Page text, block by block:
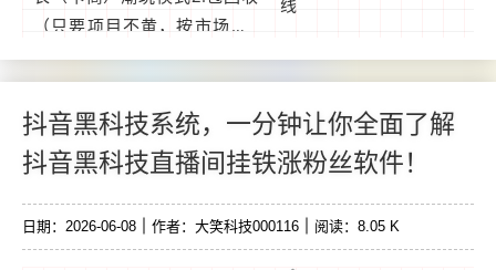
（只要项目不黄，按市场价8
折回收）3.礼包随市场价浮动
的，加裙了解当天市场价玩法
介绍：一、实名认证，购买萌
宠礼包（获得2只萌宠）每天
产钻石二。...
抖音黑科技系统，一分钟让你全面了解
抖音黑科技直播间挂铁涨粉丝软件！
日期：2026-06-08 作者：大笑科技000116 阅读：8.05 K